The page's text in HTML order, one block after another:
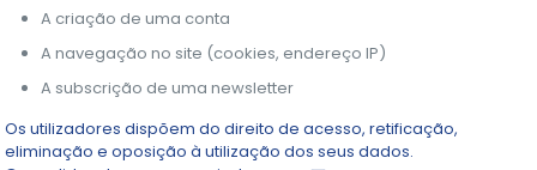
A criação de uma conta
A navegação no site (cookies, endereço IP)
A subscrição de uma newsletter
Os utilizadores dispõem do direito de acesso, retificação,
eliminação e oposição à utilização dos seus dados.